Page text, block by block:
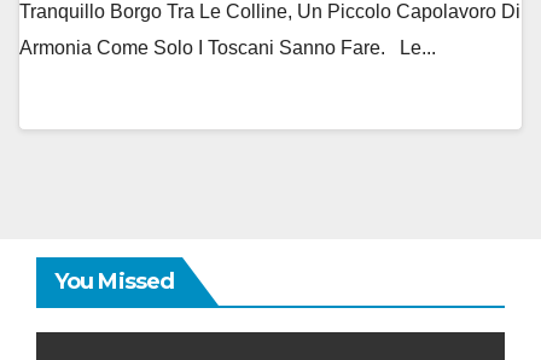
Tranquillo Borgo Tra Le Colline, Un Piccolo Capolavoro Di
Armonia Come Solo I Toscani Sanno Fare. Le...
You Missed